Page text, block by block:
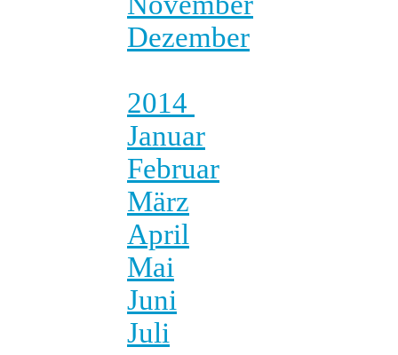
Dezember
2014
Januar
Februar
März
April
Mai
Juni
Juli